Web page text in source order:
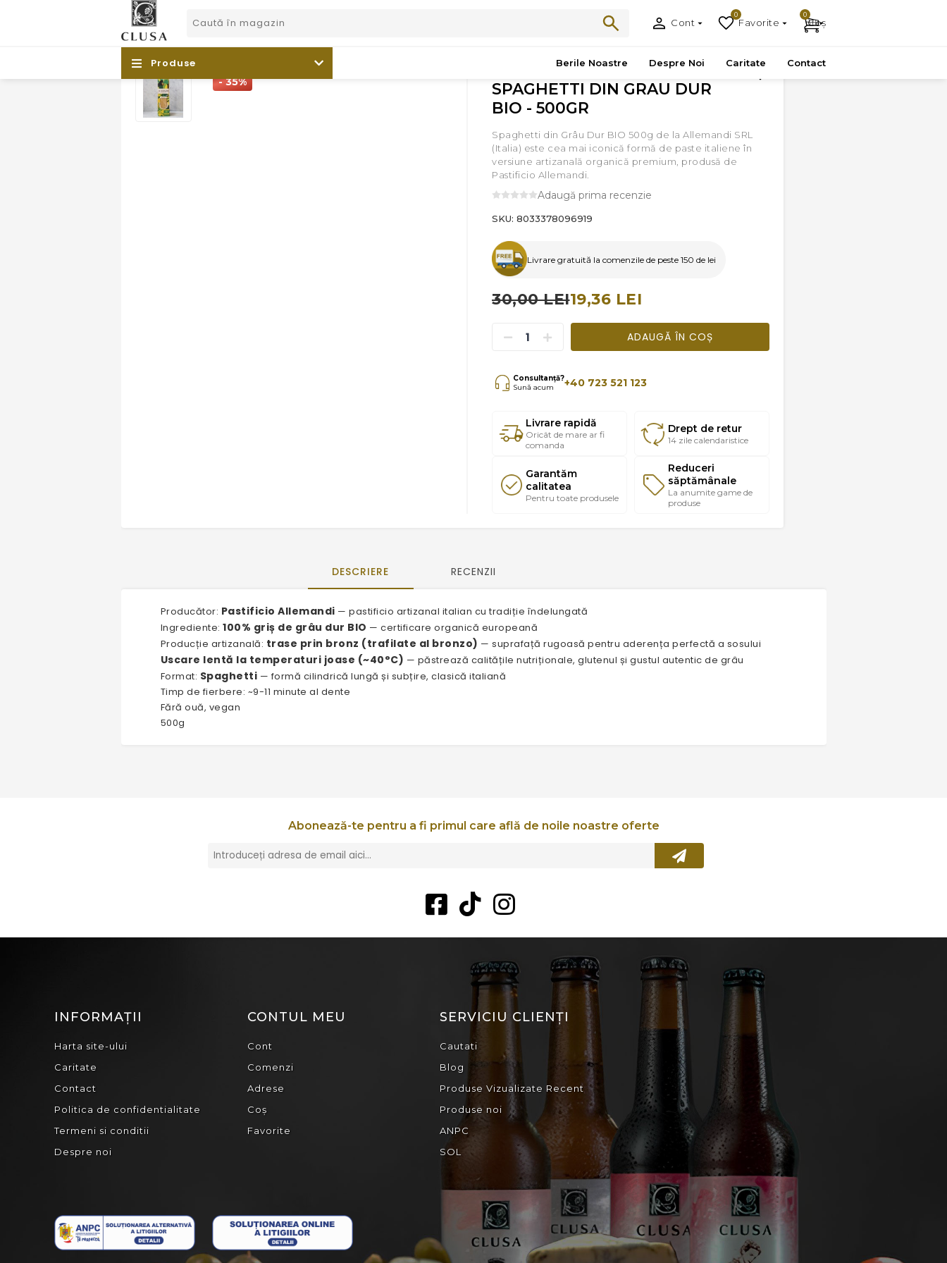
Cont Favorite
0
Coș
0
Berile Noastre Despre Noi Caritate Contact
Produse
SPAGHETTI DIN GRAU DUR BIO - 500GR
- 35%
SPAGHETTI DIN GRAU DUR
BIO - 500GR
Spaghetti din Grâu Dur BIO 500g de la Allemandi SRL
(Italia) este cea mai iconică formă de paste italiene în
versiune artizanală organică premium, produsă de
Pastificio Allemandi.
Adaugă prima recenzie
SKU: 8033378096919
Livrare gratuită la comenzile de peste 150 de lei
30,00 LEI19,36 LEI
ADAUGĂ ÎN COȘ
Consultanță?
Sună acum
+40 723 521 123
Livrare rapidă
Oricât de mare ar fi
comanda
Drept de retur
14 zile calendaristice
Garantăm
calitatea
Pentru toate produsele
Reduceri
săptămânale
La anumite game de
produse
DESCRIERE RECENZII
Producător: Pastificio Allemandi — pastificio artizanal italian cu tradiție îndelungată
Ingrediente: 100% griș de grâu dur BIO — certificare organică europeană
Producție artizanală: trase prin bronz (trafilate al bronzo) — suprafață rugoasă pentru aderența perfectă a sosului
Uscare lentă la temperaturi joase (~40°C) — păstrează calitățile nutriționale, glutenul și gustul autentic de grâu
Format: Spaghetti — formă cilindrică lungă și subțire, clasică italiană
Timp de fierbere: ~9-11 minute al dente
Fără ouă, vegan
500g
Abonează-te pentru a fi primul care află de noile noastre oferte
INFORMAȚII
Harta site-ului
Caritate
Contact
Politica de confidentialitate
Termeni si conditii
Despre noi
CONTUL MEU
Cont
Comenzi
Adrese
Coș
Favorite
SERVICIU CLIENȚI
Cautati
Blog
Produse Vizualizate Recent
Produse noi
ANPC
SOL